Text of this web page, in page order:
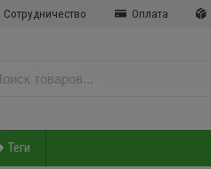
Сотрудничество Оплата
Теги